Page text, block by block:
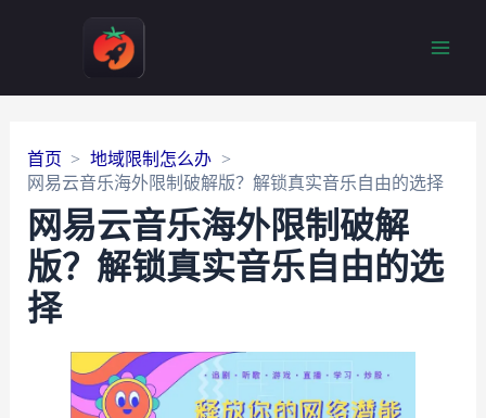
首页
地域限制怎么办
网易云音乐海外限制破解版？解锁真实音乐自由的选择
网易云音乐海外限制破解
版？解锁真实音乐自由的选
择